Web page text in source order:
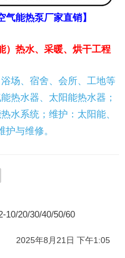
气能热泵厂家直销】
）热水、采暖、烘干工程
场、宿舍、会所、工地等
热水器、太阳能热水器；
水系统；维护：太阳能、
护与维修。
10/20/30/40/50/60
2025年8月21日 下午1:05